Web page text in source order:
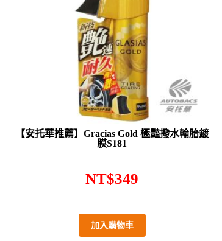
【安托華推薦】Gracias Gold 極豔撥水輪胎鍍
膜S181
NT$349
加入購物車